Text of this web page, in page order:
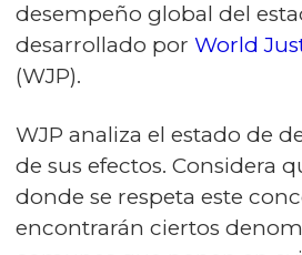
desempeño global del
desarrollado por World
(WJP).
WJP analiza el estado de
de sus efectos. Considera
donde se respeta este
encontrarán ciertos